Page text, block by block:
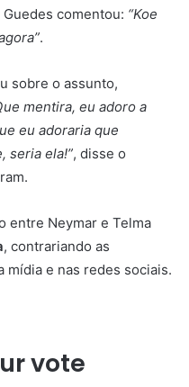
Guedes comentou: “Koe
.
sobre o assunto,
mentira, eu adoro a
eu adoraria que
seria ela!”, disse o
entre Neymar e Telma
, contrariando as
mídia e nas redes sociais.
vote